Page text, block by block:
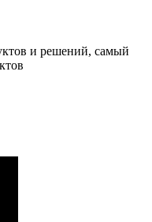
и решений, самый